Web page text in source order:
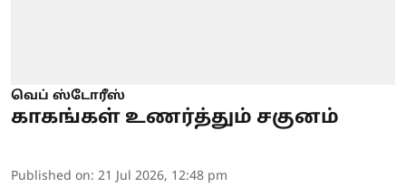
வெப் ஸ்டோரீஸ்
காகங்கள் உணர்த்தும் சகுனம்
Published on: 21 Jul 2026, 12:48 pm